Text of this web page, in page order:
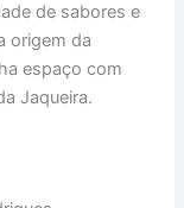
de sabores e
origem da
espaço com
Jaqueira.